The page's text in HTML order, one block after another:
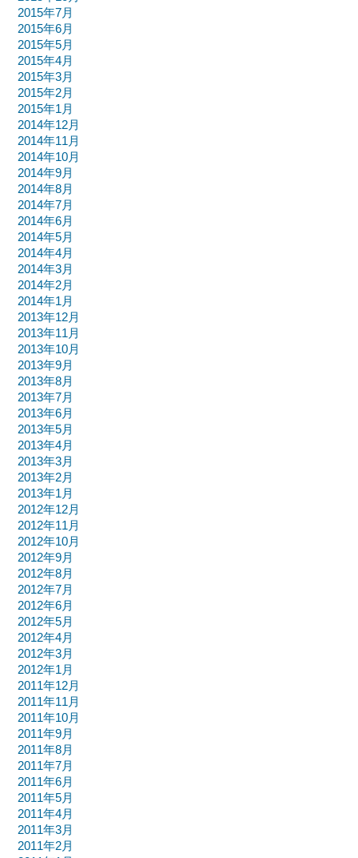
2015年7月
2015年6月
2015年5月
2015年4月
2015年3月
2015年2月
2015年1月
2014年12月
2014年11月
2014年10月
2014年9月
2014年8月
2014年7月
2014年6月
2014年5月
2014年4月
2014年3月
2014年2月
2014年1月
2013年12月
2013年11月
2013年10月
2013年9月
2013年8月
2013年7月
2013年6月
2013年5月
2013年4月
2013年3月
2013年2月
2013年1月
2012年12月
2012年11月
2012年10月
2012年9月
2012年8月
2012年7月
2012年6月
2012年5月
2012年4月
2012年3月
2012年1月
2011年12月
2011年11月
2011年10月
2011年9月
2011年8月
2011年7月
2011年6月
2011年5月
2011年4月
2011年3月
2011年2月